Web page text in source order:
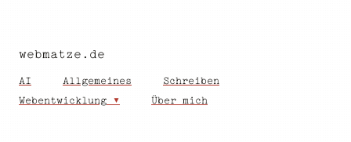
webmatze.de
AI Allgemeines Schreiben
Webentwicklung Über mich